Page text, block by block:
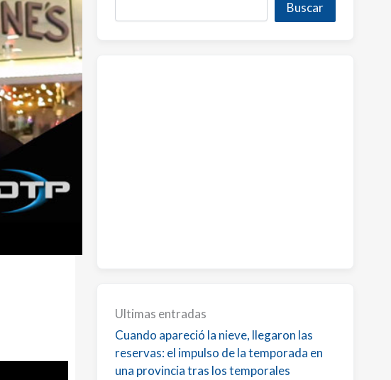
Buscar
Ultimas entradas
Cuando apareció la nieve, llegaron las
reservas: el impulso de la temporada en
una provincia tras los temporales